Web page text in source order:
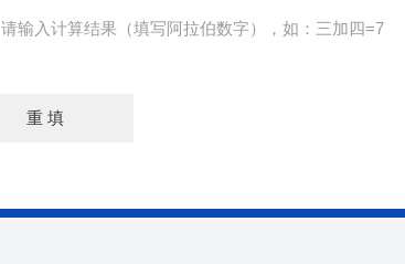
请输入计算结果（填写阿拉伯数字），如：三加四=7